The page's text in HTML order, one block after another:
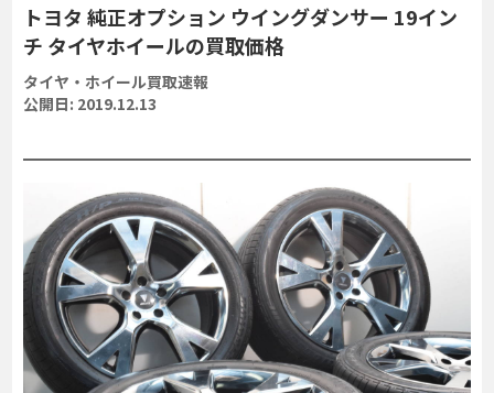
トヨタ 純正オプション ウイングダンサー 19イン
チ タイヤホイールの買取価格
タイヤ・ホイール買取速報
公開日: 2019.12.13